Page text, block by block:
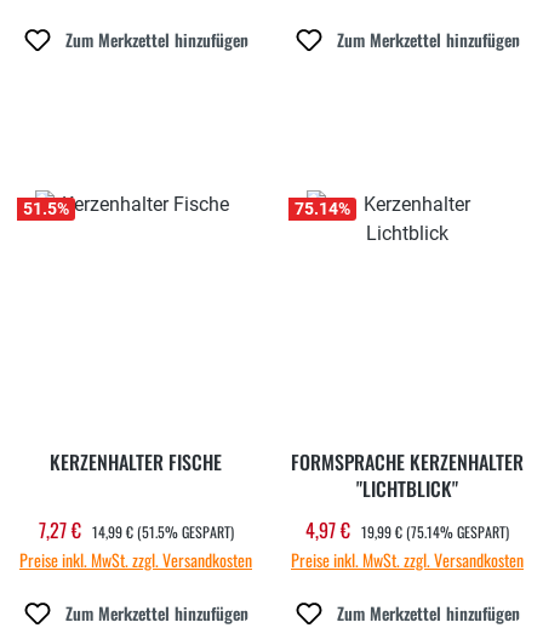
Zum Merkzettel hinzufügen Zum Merkzettel hinzufügen
51.5%
KERZENHALTER FISCHE
Verkaufspreis:
7,27 € REGULÄRER PREIS:
14,99 € (51.5% GESPART)
Preise inkl. MwSt. zzgl. Versandkosten
Zum Merkzettel hinzufügen
75.14%
FORMSPRACHE KERZENHALTER
"LICHTBLICK"
Verkaufspreis:
4,97 € REGULÄRER PREIS:
19,99 €(75.14% GESPART)
Preise inkl. MwSt. zzgl. Versandkosten
Zum Merkzettel hinzufügen